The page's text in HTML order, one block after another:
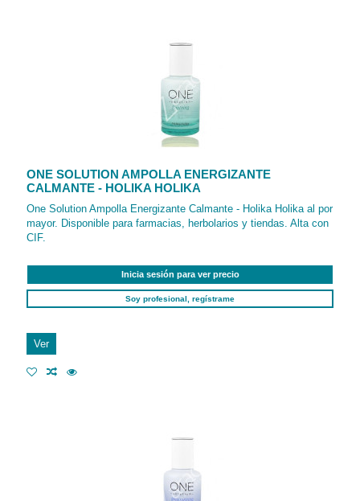
ONE SOLUTION AMPOLLA ENERGIZANTE
CALMANTE - HOLIKA HOLIKA
One Solution Ampolla Energizante Calmante - Holika Holika al por
mayor. Disponible para farmacias, herbolarios y tiendas. Alta con
CIF.
Inicia sesión para ver precio
Soy profesional, regístrame
Ver